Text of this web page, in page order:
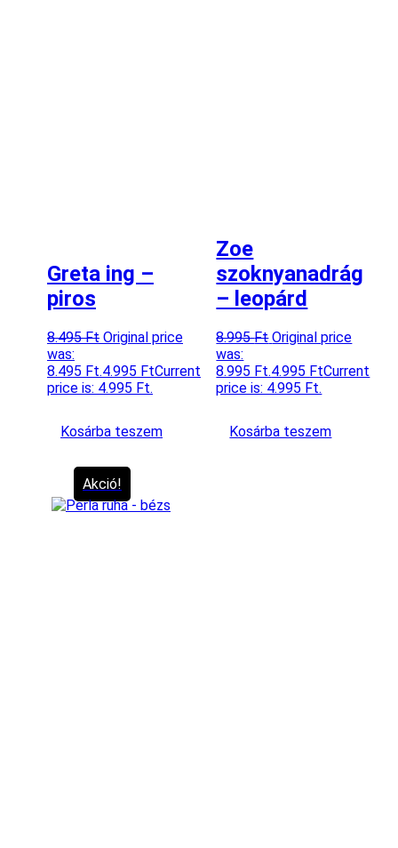
Greta ing –
piros
8.495Ft Original price
was:
8.495 Ft.4.995 FtCurrent
price is: 4.995 Ft.
Kosárba teszem
Zoe
szoknyanadrág
– leopárd
8.995Ft Original price
was:
8.995 Ft.4.995 FtCurrent
price is: 4.995 Ft.
Kosárba teszem
Akció!